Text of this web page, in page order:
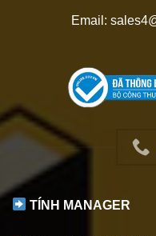
Email:
TÍNH MANAGER